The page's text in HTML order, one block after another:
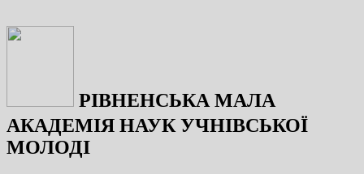
РІВНЕНСЬКА МАЛА
АКАДЕМІЯ НАУК УЧНІВСЬКОЇ
МОЛОДІ